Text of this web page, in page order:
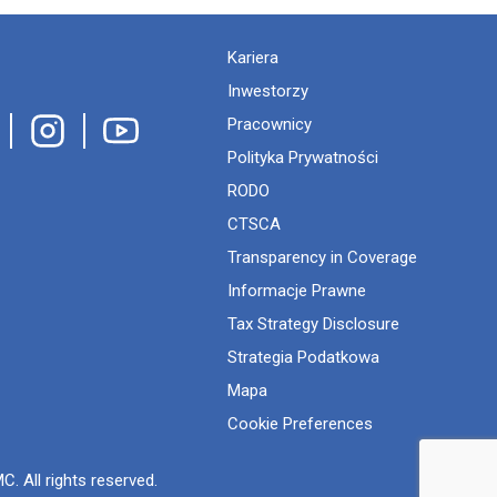
Kariera
Inwestorzy
Pracownicy
Polityka Prywatności
RODO
CTSCA
Transparency in Coverage
Informacje Prawne
Tax Strategy Disclosure
Strategia Podatkowa
Mapa
Cookie Preferences
All rights reserved.